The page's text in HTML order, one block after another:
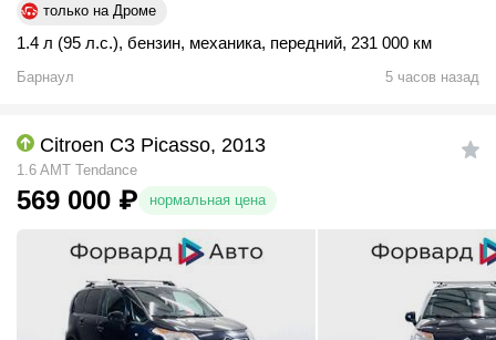
только на Дроме
1.4 л (95 л.с.), бензин, механика, передний, 231 000 км
Барнаул 5 часов назад
Citroen C3 Picasso, 2013
1.6 AMT Tendance
569 000 ₽ нормальная цена